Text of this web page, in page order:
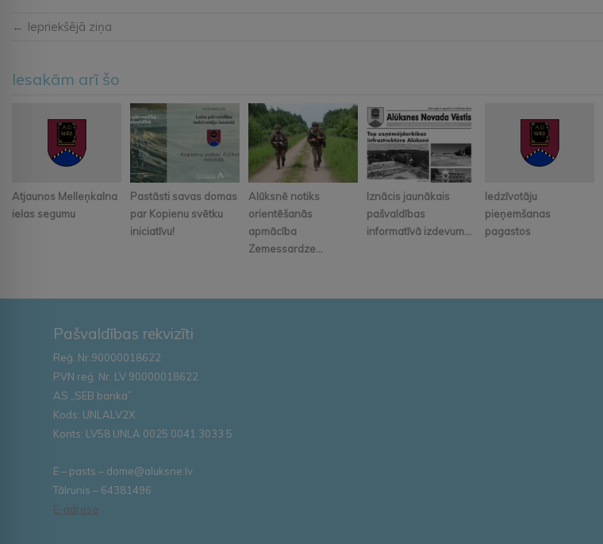
← Iepriekšējā ziņa
Iesakām arī šo
Atjaunos Melleņkalna
ielas segumu
Pastāsti savas domas
par Kopienu svētku
iniciatīvu!
Alūksnē notiks
orientēšanās
apmācība
Zemessardze...
Iznācis jaunākais
pašvaldības
informatīvā izdevum...
Iedzīvotāju
pieņemšanas
pagastos
Pašvaldības rekvizīti
Reģ. Nr.90000018622
PVN reģ. Nr. LV 90000018622
AS „SEB banka”
Kods: UNLALV2X
Konts: LV58 UNLA 0025 0041 3033 5
E – pasts – dome@aluksne.lv
Tālrunis – 64381496
E-adrese